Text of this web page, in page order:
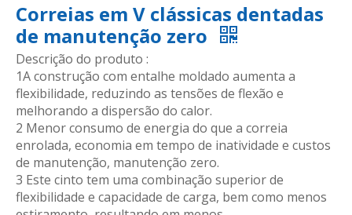
Correias em V clássicas dentadas
de manutenção zero
Descrição do produto :
1A construção com entalhe moldado aumenta a
flexibilidade, reduzindo as tensões de flexão e
melhorando a dispersão do calor.
2 Menor consumo de energia do que a correia
enrolada, economia em tempo de inatividade e custos
de manutenção, manutenção zero.
3 Este cinto tem uma combinação superior de
flexibilidade e capacidade de carga, bem como menos